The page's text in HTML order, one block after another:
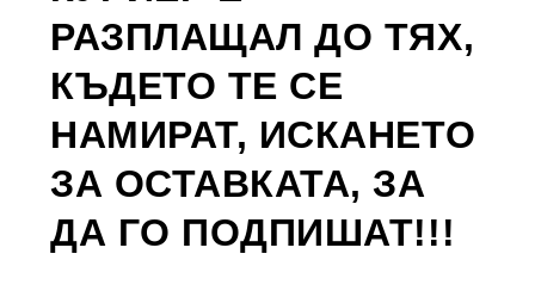
РАЗПЛАЩАЛ ДО ТЯХ,
КЪДЕТО ТЕ СЕ
НАМИРАТ, ИСКАНЕТО
ЗА ОСТАВКАТА, ЗА
ДА ГО ПОДПИШАТ!!!